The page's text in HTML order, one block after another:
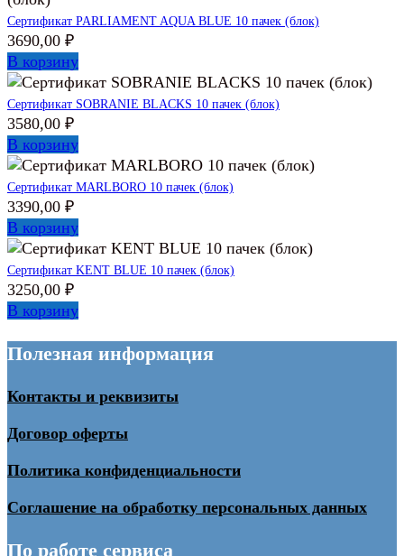
Сертификат PARLIAMENT AQUA BLUE 10 пачек (блок)
3690,00 ₽
В корзину
Сертификат SOBRANIE BLACKS 10 пачек (блок)
3580,00 ₽
В корзину
Сертификат MARLBORO 10 пачек (блок)
3390,00 ₽
В корзину
Сертификат KENT BLUE 10 пачек (блок)
3250,00 ₽
В корзину
Полезная информация
Контакты и реквизиты
Договор оферты
Политика конфиденциальности
Соглашение на обработку персональных данных
По работе сервиса